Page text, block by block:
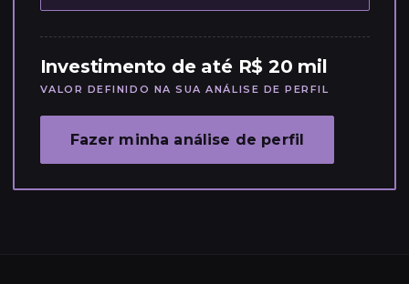
Investimento de até R$ 20 mil
VALOR DEFINIDO NA SUA ANÁLISE DE PERFIL
Fazer minha análise de perfil